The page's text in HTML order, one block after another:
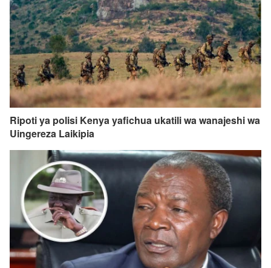
Ripoti ya polisi Kenya yafichua ukatili wa wanajeshi wa
Uingereza Laikipia